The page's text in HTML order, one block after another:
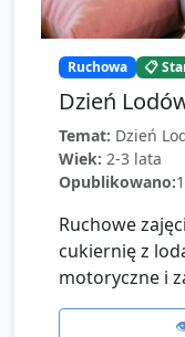
Ruchowa 📋
Dzień
Temat: Dzień
Wiek: 2-3 lata
Opublikowano:
Ruchowe
cukiernię z
motoryczne i